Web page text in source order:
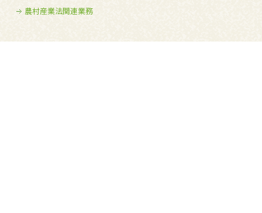
農村産業法関連業務